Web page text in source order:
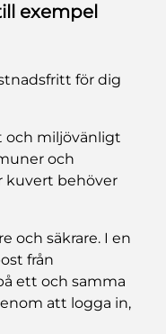
exempel
för dig
och miljövänligt
och
kuvert behöver
och säkrare. I en
från
ett och samma
att logga in,